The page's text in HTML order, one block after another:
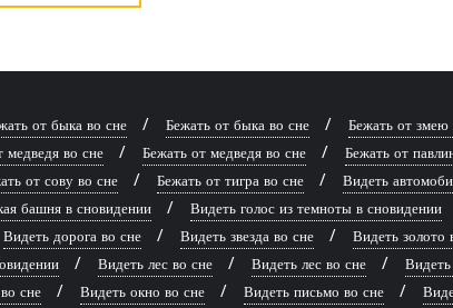
от быка во сне Бежать от быка во сне
Бежать от змею
медведя во сне Бежать от медведя во сне
Бежать от
от сову во сне Бежать от тигра во сне
Видеть
башня в сновидении
Видеть голос из темноты в сновидении
Видеть дорога во сне Видеть звезда во сне
Видеть золото
Видеть лес во сне Видеть лес во сне
сне Видеть окно во сне Видеть письмо во сне